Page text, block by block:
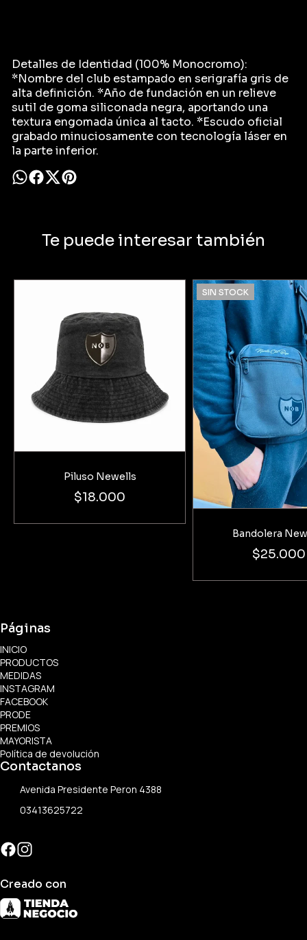
Detalles de Identidad (100% Monocromo):
*Nombre del club estampado en serigrafía gris de
alta definición. *Año de fundación en un relieve
sutil de goma siliconada negra, aportando una
textura engomada única al tacto. *Escudo oficial
grabado minuciosamente con tecnología láser en
la parte inferior.
Te puede interesar también
Piluso Newells
$18.000
SIN STOCK
Bandolera
$25.000
Páginas
INICIO
PRODUCTOS
MEDIDAS
INSTAGRAM
FACEBOOK
PRODE
PREMIOS
MAYORISTA
Política de devolución
Contactanos
Avenida Presidente Peron 4388
03413625722
Creado con